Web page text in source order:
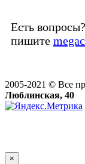
Есть
пишите
2005-2021 © Все
Люблинская, 40
×